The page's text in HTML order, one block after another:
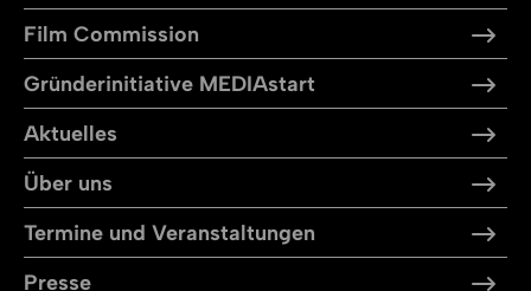
Film Commission
Gründerinitiative MEDIAstart
Aktuelles
Über uns
Termine und Veranstaltungen
Presse